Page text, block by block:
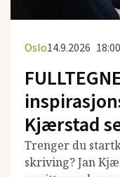
Oslo14.9.2026
Kjærstad
Trenger du
skriving? Jan